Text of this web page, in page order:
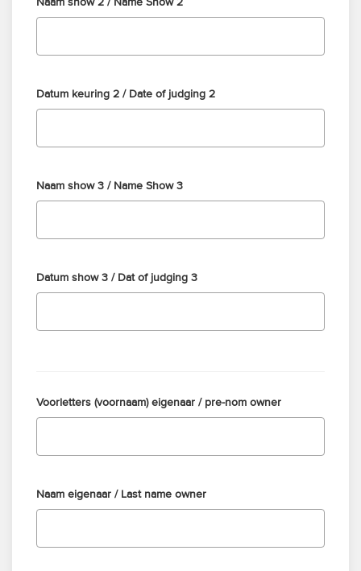
Naam show 2 / Name Show 2
Datum keuring 2 / Date of judging 2
Naam show 3 / Name Show 3
Datum show 3 / Dat of judging 3
Voorletters (voornaam) eigenaar / pre-nom owner
Naam eigenaar / Last name owner